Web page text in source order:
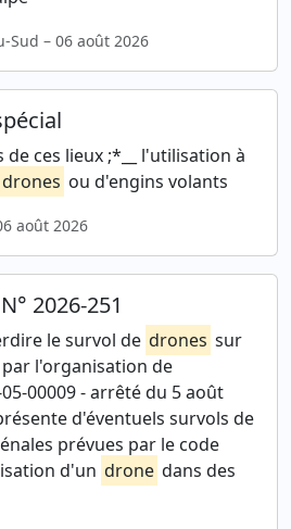
Sud – 06 août 2026
ces lieux ;*__ l'utilisation à
drones ou d'engins volants
août 2026
2026-251
le survol de drones sur
l'organisation de
00009 - arrêté du 5 août
d'éventuels survols de
prévues par le code
d'un drone dans des